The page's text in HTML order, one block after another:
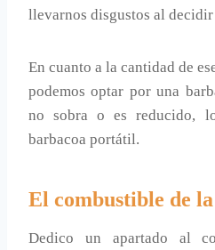
llevarnos disgustos al decidir
En cuanto a la cantidad de
podemos optar por una
no sobra o es reducido,
barbacoa portátil.
El combustible de
Dedico un apartado al